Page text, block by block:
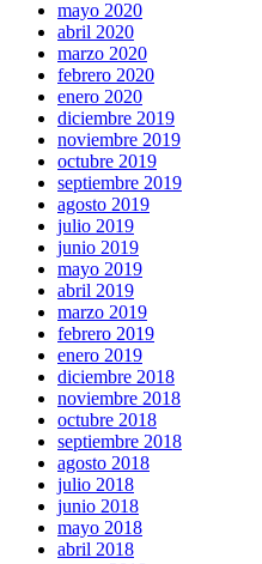
mayo 2020
abril 2020
marzo 2020
febrero 2020
enero 2020
diciembre 2019
noviembre 2019
octubre 2019
septiembre 2019
agosto 2019
julio 2019
junio 2019
mayo 2019
abril 2019
marzo 2019
febrero 2019
enero 2019
diciembre 2018
noviembre 2018
octubre 2018
septiembre 2018
agosto 2018
julio 2018
junio 2018
mayo 2018
abril 2018